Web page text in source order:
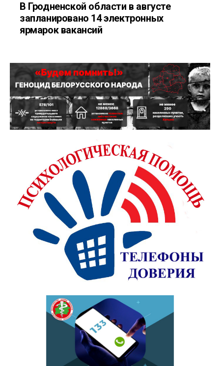
В Гродненской области в августе
запланировано 14 электронных
ярмарок вакансий